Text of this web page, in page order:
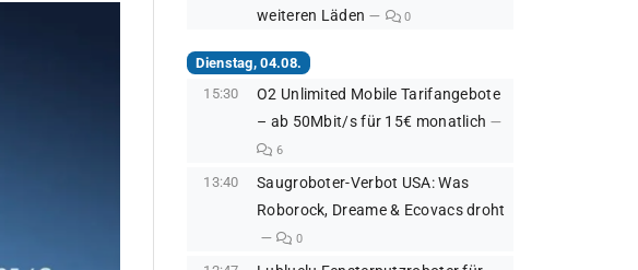
weiteren Läden
0
Dienstag, 04.08.
15:30
O2 Unlimited Mobile Tarifangebote
– ab 50Mbit/s für 15€ monatlich
6
13:40
Saugroboter-Verbot USA: Was
Roborock, Dreame & Ecovacs droht
0